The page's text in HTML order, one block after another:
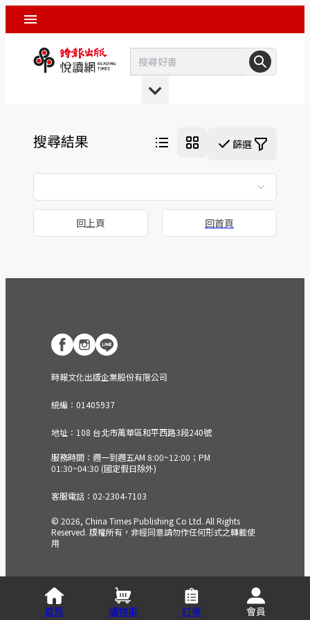
搜尋結果 篩選
回上頁 回首頁
時報文化出版企業股份有限公司
統編：01405937
地址：108 台北市萬華區和平西路3段240號
服務時間：週一到週五AM 8:00~12:00；PM
01:30~04:30 (國定假日除外)
客服電話：02-2304-7103
© 2026, China Times Publishing Co Ltd. All Rights
Reserved. 版權所有，非經同意請勿作任何形式之轉載使
用
首頁 購物車 訂單 會員